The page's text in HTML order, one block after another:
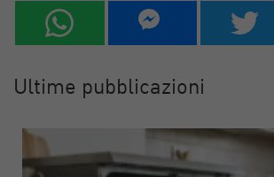
Ultime pubblicazioni